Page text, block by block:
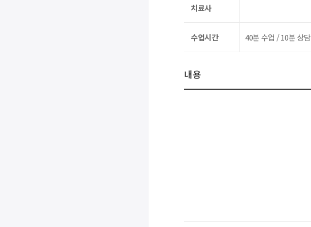
치료사
수업시간 40분 수업 / 10분 상담
내용